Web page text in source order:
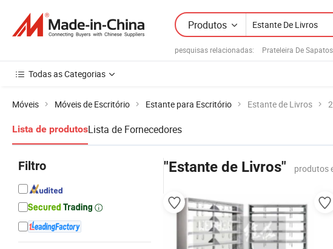
Produtos
pesquisas relacionadas: Prateleira De
Todas as Categorias
Móveis Móveis de Escritório Estante para Escritório Estante de Livros
Lista de produtosLista de Fornecedores
Filtro "Estante de Livros" produtos